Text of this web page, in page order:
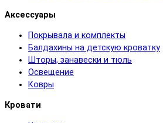
Аксессуары
Покрывала и комплекты
Балдахины на детскую кроватку
Шторы, занавески и тюль
Освещение
Ковры
Кровати